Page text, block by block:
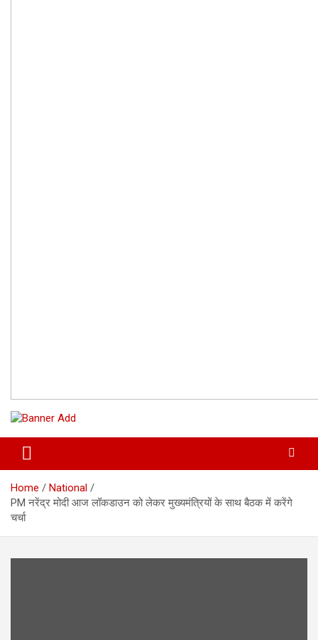
Home
National
PM नरेंद्र मोदी आज लॉकडाउन को लेकर मुख्यमंत्रियों के साथ बैठक में करेंगे
चर्चा